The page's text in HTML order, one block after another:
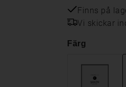
Finns på
Vi skickar
Färg